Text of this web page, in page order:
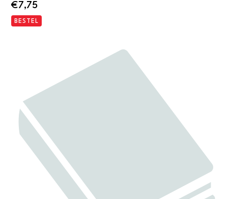
€7,75
BESTEL